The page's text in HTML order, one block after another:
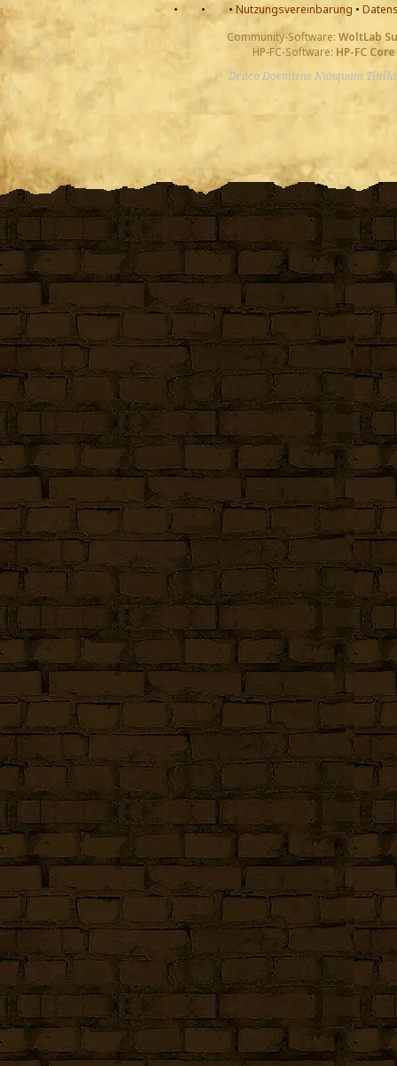
•
• • Nutzungsvereinbarung •
Community-Software: WoltLab
HP-FC-Software: HP-FC Core
Draco Dormiens Nunquam